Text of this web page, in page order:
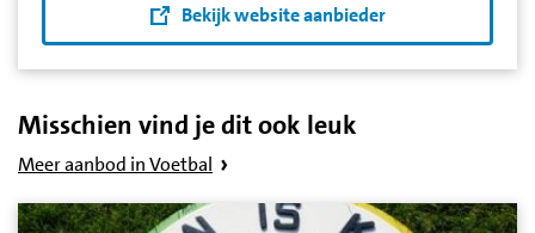
Bekijk website aanbieder
Misschien vind je dit ook leuk
Meer aanbod in Voetbal